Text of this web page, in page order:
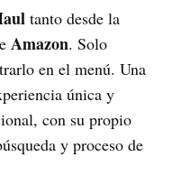
tanto desde la
Amazon. Solo
en el menú. Una
única y
con su propio
y proceso de